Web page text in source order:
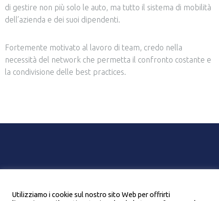
di gestire non più solo le auto, ma tutto il sistema di mobilità
dell’azienda e dei suoi dipendenti.
Fortemente motivato al lavoro di team, credo nella
necessità del network che permetta il confronto costante e
la condivisione delle best practices.
Privacy e trattamento dati
Cookie Policy
Utilizziamo i cookie sul nostro sito Web per offrirti